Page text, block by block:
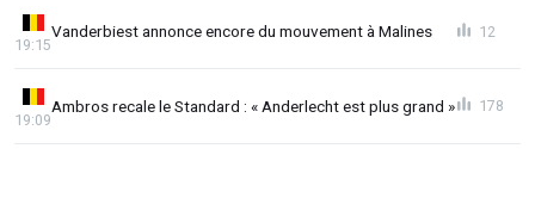
Vanderbiest annonce encore du mouvement à Malines
19:15
12
Ambros recale le Standard : « Anderlecht est plus grand »
19:09
178